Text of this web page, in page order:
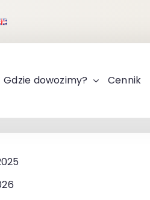
Gdzie dowozimy? Cennik